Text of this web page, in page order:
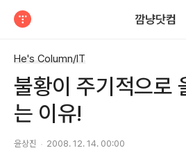
깜냥닷컴
He's Column/IT
불황이 주기적으로
는 이유!
윤상진 2008. 12. 14. 00:00